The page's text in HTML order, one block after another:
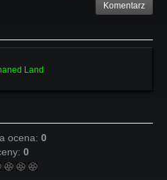
Komentarz
Land
ocena: 0
0